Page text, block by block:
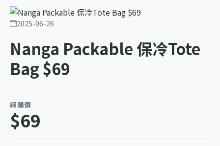
2025-06-26
Nanga Packable 保冷Tote
Bag $69
網購價
$69